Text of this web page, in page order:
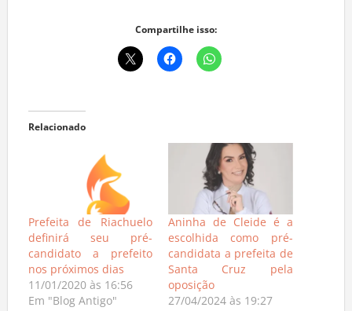
Compartilhe isso:
Relacionado
Prefeita de Riachuelo
definirá seu pré-
candidato a prefeito
nos próximos dias
11/01/2020 às 16:56
Em "Blog Antigo"
Aninha de Cleide é a
escolhida como pré-
candidata a prefeita de
Santa Cruz pela
oposição
27/04/2024 às 19:27